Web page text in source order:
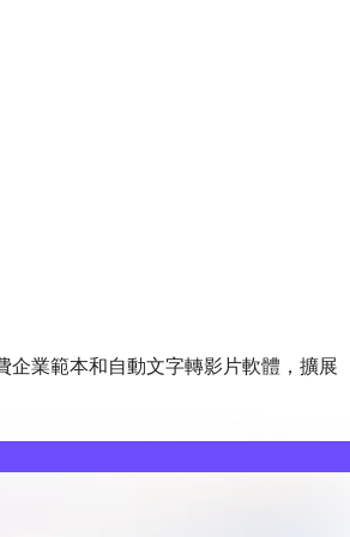
業範本和自動文字轉影片軟體，擴展